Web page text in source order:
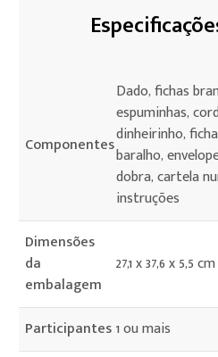
Componentes
Dado, fichas
espuminhas,
dinheirinho,
baralho,
dobra, cartela
instruções
Dimensões
da
embalagem
27,1 x 37,6 x 5,5 cm
Participantes1 ou mais